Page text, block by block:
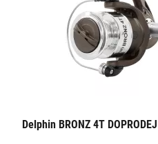
Delphin BRONZ 4T DOPRODEJ